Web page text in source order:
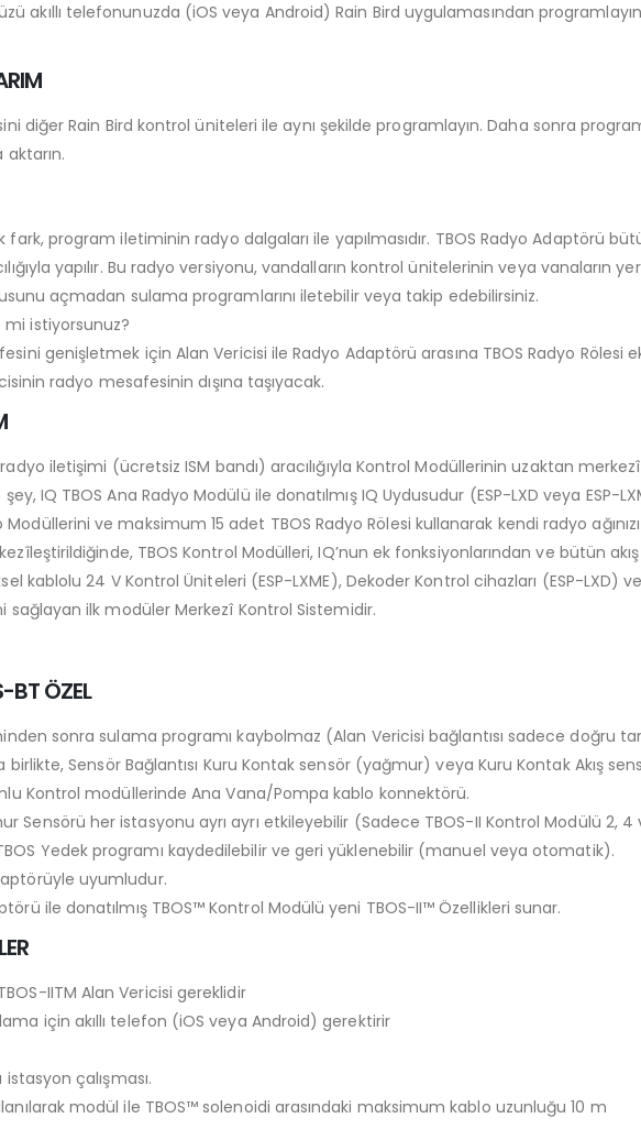
akıllı telefonunuzda (iOS veya Android) Rain Bird uygulamasından
diğer Rain Bird kontrol üniteleri ile aynı şekilde programlayın. Daha sonra
aktarın.
fark, program iletiminin radyo dalgaları ile yapılmasıdır. TBOS Radyo Adaptörü
yapılır. Bu radyo versiyonu, vandalların kontrol ünitelerinin veya vanaların
açmadan sulama programlarını iletebilir veya takip edebilirsiniz.
istiyorsunuz?
genişletmek için Alan Vericisi ile Radyo Adaptörü arasına TBOS Radyo Rölesi
radyo mesafesinin dışına taşıyacak.
radyo iletişimi (ücretsiz ISM bandı) aracılığıyla Kontrol Modüllerinin uzaktan
IQ TBOS Ana Radyo Modülü ile donatılmış IQ Uydusudur (ESP-LXD veya ESP-
Modüllerini ve maksimum 15 adet TBOS Radyo Rölesi kullanarak kendi radyo
TBOS Kontrol Modülleri, IQ’nun ek fonksiyonlarından ve bütün
kablolu 24 V Kontrol Üniteleri (ESP-LXME), Dekoder Kontrol cihazları (ESP-LXD)
sağlayan ilk modüler Merkezî Kontrol Sistemidir.
BT ÖZEL
sonra sulama programı kaybolmaz (Alan Vericisi bağlantısı sadece doğru
birlikte, Sensör Bağlantısı Kuru Kontak sensör (yağmur) veya Kuru Kontak Akış
Kontrol modüllerinde Ana Vana/Pompa kablo konnektörü.
Sensörü her istasyonu ayrı ayrı etkileyebilir (Sadece TBOS-II Kontrol Modülü 2, 4
Yedek programı kaydedilebilir ve geri yüklenebilir (manuel veya otomatik).
uyumludur.
ile donatılmış TBOS™ Kontrol Modülü yeni TBOS-II™ Özellikleri sunar.
IITM Alan Vericisi gereklidir
için akıllı telefon (iOS veya Android) gerektirir
istasyon çalışması.
modül ile TBOS™ solenoidi arasındaki maksimum kablo uzunluğu 10 m